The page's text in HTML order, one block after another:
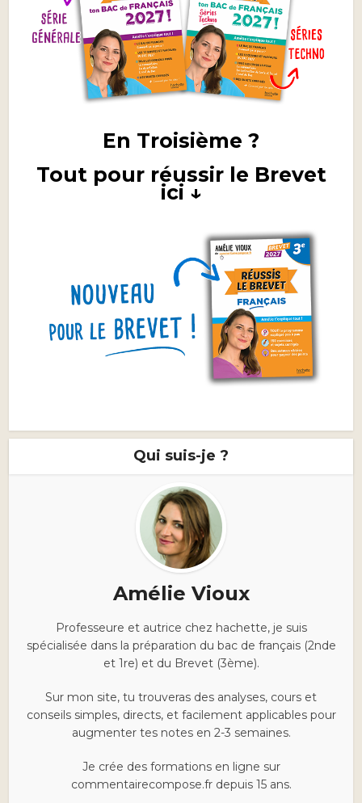
En Troisième ?
Tout pour réussir le Brevet
ici ↓
Qui suis-je ?
Amélie Vioux
Professeure et autrice chez hachette, je suis
spécialisée dans la préparation du bac de français (2nde
et 1re) et du Brevet (3ème).
Sur mon site, tu trouveras des analyses, cours et
conseils simples, directs, et facilement applicables pour
augmenter tes notes en 2-3 semaines.
Je crée des formations en ligne sur
commentairecompose.fr depuis 15 ans.